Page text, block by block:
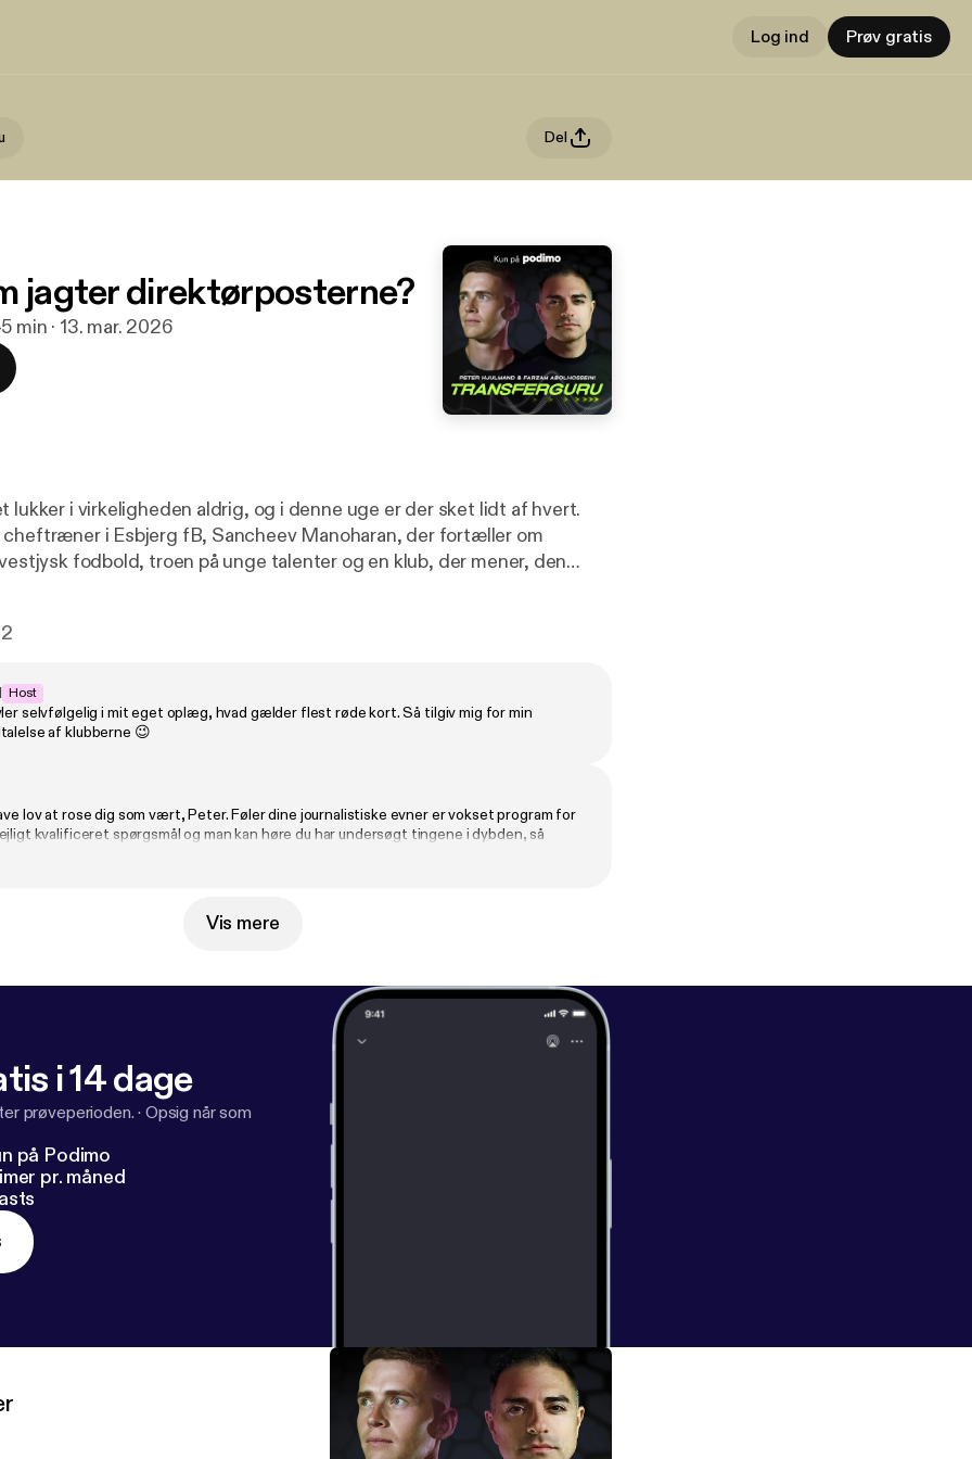
Log ind Prøv gratis
Del
jagter direktørposterne?
min · 13. mar. 2026
lukker i virkeligheden aldrig, og i denne uge er der sket lidt af hvert.
i Esbjerg fB, Sancheev Manoharan, der fortæller om
fodbold, troen på unge talenter og en klub, der mener, den
Samtidig tager vi temperaturen på direktør-stoledansen i dansk
Host
selvfølgelig i mit eget oplæg, hvad gælder flest røde kort. Så tilgiv mig for min
af klubberne 😉
lov at rose dig som vært, Peter. Føler dine journalistiske evner er vokset program for
kvalificeret spørgsmål og man kan høre du har undersøgt tingene i dybden, så
Vis mere
i 14 dage
prøveperioden. · Opsig når som
på Podimo
pr. måned